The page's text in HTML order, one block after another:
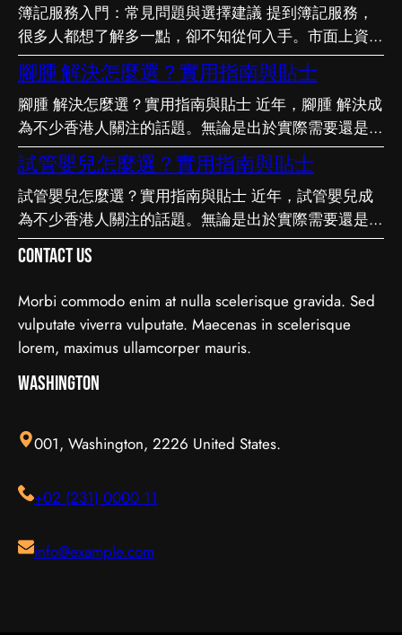
簿記服務入門：常見問題與選擇建議 提到簿記服務，
很多人都想了解多一點，卻不知從何入手。市面上資訊
繁多，真假難辨。以下整理了幾個值得留意的重點，希
望能幫助你更清晰地掌握簿記服務的相關知識。 事前
要留意甚麼 在做決定之前，有幾點值得特別留意。首
先，每個人的情況不盡相同，適合別人的未必適合自
己；其次，資訊來源是否可靠同樣關鍵。如有任何疑
問，諮詢相關範疇的專業人士，往往能得到更貼合個人
需要的建議。 聰明選擇的方法 幾個簡單的方法，能幫
你少走冤枉路：先設定清晰的目標與預算、收集足夠的
資料再比較，以及保留彈性以應對變化。把這些習慣養
成，做選擇時自然更得心應手。 因應需要選擇 不同的
情境，對簿記服務的要求也不一樣。先想清楚自己最常
遇到的情況與優先考量，再作選擇，就能避免買了用不
上、或選了不合適的尷尬，讓每一分付出都用得其所。
如何選擇 在考慮簿記服務時，建議從自己的實際需要
出發，比較不同選擇的特點與條件，而非單看價錢或表
需要的方案。想進一步了解相關資訊，可以參考簿記服
務，當中有更詳細的介紹。 簿記服務是甚麼 要真正掌
往往源於資訊不足或一知半解，因此花點時間了解它的
記服務的好處顯而易見：當你清楚自己面對的選擇與條
腳腫 解決怎麼選？實用指南與貼士
腳腫 解決怎麼選？實用指南與貼士 近年，腳腫 解決成
為不少香港人關注的話題。無論是出於實際需要還是興
趣，先對它有基本認識，都有助我們作出更明智的決
定。這篇文章會從不同角度，和大家分享關於腳腫 解
決的實用資訊。 它的重要性 認真了解腳腫 解決的好處
顯而易見：當你清楚自己面對的選擇與條件，便更容易
避開常見的陷阱，把時間與資源花在真正合適的地方，
這也是做足功課的價值所在。 事前要留意甚麼 在做決
定之前，有幾點值得特別留意。首先，每個人的情況不
盡相同，適合別人的未必適合自己；其次，資訊來源是
否可靠同樣關鍵。如有任何疑問，諮詢相關範疇的專業
人士，往往能得到更貼合個人需要的建議。 聰明選擇
的方法 幾個簡單的方法，能幫你少走冤枉路：先設定
彈性以應對變化。把這些習慣養成，做選擇時自然更得
心應手。 因應需要選擇 不同的情境，對腳腫 解決的要
量，再作選擇，就能避免買了用不上、或選了不合適的
腫 解決時，建議從自己的實際需要出發，比較不同選
試管嬰兒怎麼選？實用指南與貼士
試管嬰兒怎麼選？實用指南與貼士 近年，試管嬰兒成
為不少香港人關注的話題。無論是出於實際需要還是興
趣，先對它有基本認識，都有助我們作出更明智的決
定。這篇文章會從不同角度，和大家分享關於試管嬰兒
的實用資訊。 它的重要性 認真了解試管嬰兒的好處顯
而易見：當你清楚自己面對的選擇與條件，便更容易避
開常見的陷阱，把時間與資源花在真正合適的地方，這
也是做足功課的價值所在。 事前要留意甚麼 在做決定
之前，有幾點值得特別留意。首先，每個人的情況不盡
可靠同樣關鍵。如有任何疑問，諮詢相關範疇的專業人
士，往往能得到更貼合個人需要的建議。 聰明選擇的
晰的目標與預算、收集足夠的資料再比較，以及保留彈
應手。 因應需要選擇 不同的情境，對試管嬰兒的要求
Contact Us
Morbi commodo enim at nulla scelerisque gravida. Sed
vulputate viverra vulputate. Maecenas in scelerisque
lorem, maximus ullamcorper mauris.
Washington
001, Washington, 2226 United States.
+02 (231) 0000 11
info@example.com